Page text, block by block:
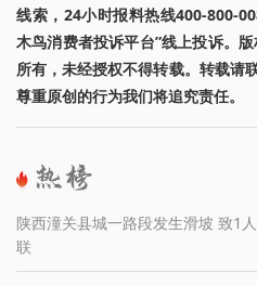
线索，24小时报料热线400-800-
木鸟消费者投诉平台”线上投诉。
所有，未经授权不得转载。转载
尊重原创的行为我们将追究责任。
陕西潼关县城一路段发生滑坡 致1
联